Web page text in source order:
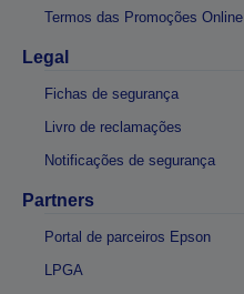
Termos das Promoções Online
Legal
Fichas de segurança
Livro de reclamações
Notificações de segurança
Partners
Portal de parceiros Epson
LPGA